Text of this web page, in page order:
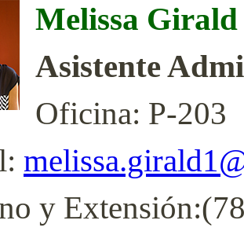
Melissa
Asistente
Oficina: P-203
y